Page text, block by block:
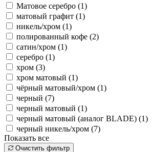
Матовое серебро (1)
матовый графит (1)
никель/хром (1)
полированный кофе (2)
сатин/хром (1)
серебро (1)
хром (3)
хром матовый (1)
чёрный матовый/хром (1)
черный (7)
черный матовый (1)
черный матовый (аналог BLADE) (1)
черный никель/хром (7)
Показать все
Очистить фильтр